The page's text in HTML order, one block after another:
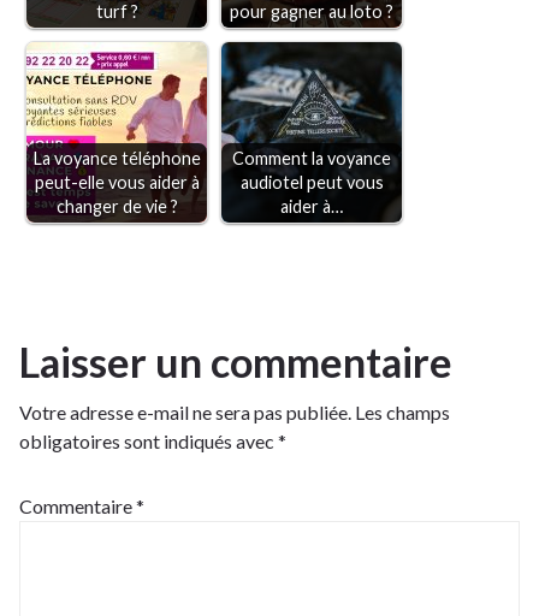
turf ?
pour gagner au loto ?
La voyance téléphone
peut-elle vous aider à
changer de vie ?
Comment la voyance
audiotel peut vous
aider à…
Laisser un commentaire
Votre adresse e-mail ne sera pas publiée. Les champs
obligatoires sont indiqués avec *
Commentaire*